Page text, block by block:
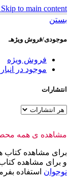
Skip to main content
بستن
موجودی/فروش ویژهـ
فروش ویژه
موجود در انبار
انتشارات
مشاهده ی همه
برای مشاهده کتاب
و برای مشاهده
نوجوان استفاده